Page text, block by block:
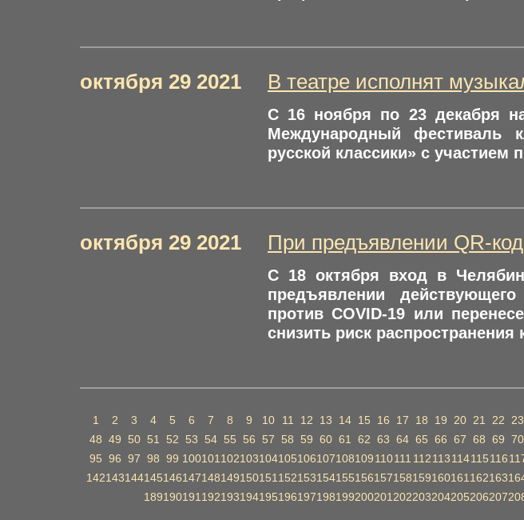
октября 29 2021 В театре исполнят
С 16 ноября по 23 декабря
Международный фестиваль
русской классики» с участием
октября 29 2021 При предъявлении QR-
С 18 октября вход в
предъявлении
против COVID-19 или
снизить риск
1 2 3 4 5 6 7 8 9 10 11 12 13 14 15 16 17 18 19 20 21 22 23
48 49 50 51 52 53 54 55 56 57 58 59 60 61 62 63 64 65 66 67 68 69 70
95 96 97 98 99 100101 102103104105106107108109110111 112113114115116
142143144145146147148149150151 152153154155156157158159160161 162163
189190191 192193194195196197198199200201 202203204205206207